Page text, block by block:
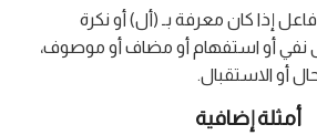
إذا كان معرفة بـ (أل) أو نكرة
نفي أو استفهام أو مضاف أو موصوف،
أو الاستقبال.
أمثلة إضافية